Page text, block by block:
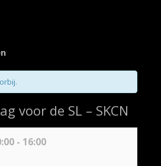
voor de SL – SKCN
- 16:00